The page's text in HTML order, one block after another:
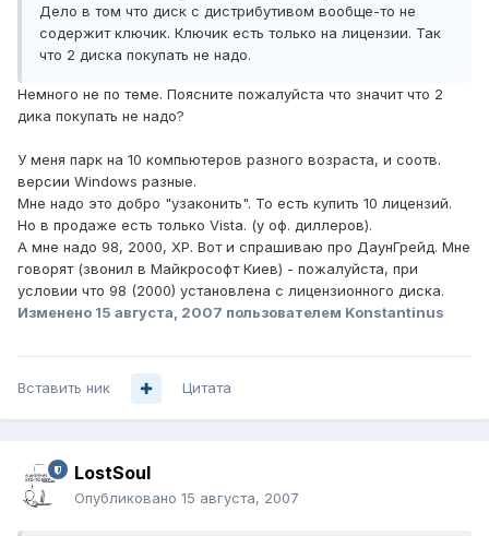
Дело в том что диск с дистрибутивом вообще-то не
содержит ключик. Ключик есть только на лицензии. Так
что 2 диска покупать не надо.
Немного не по теме. Поясните пожалуйста что значит что 2
дика покупать не надо?
У меня парк на 10 компьютеров разного возраста, и соотв.
версии Windows разные.
Мне надо это добро "узаконить". То есть купить 10 лицензий.
Но в продаже есть только Vista. (у оф. диллеров).
А мне надо 98, 2000, ХР. Вот и спрашиваю про ДаунГрейд. Мне
говорят (звонил в Майкрософт Киев) - пожалуйста, при
условии что 98 (2000) установлена с лицензионного диска.
Изменено 15 августа, 2007 пользователем Konstantinus
Вставить ник Цитата
LostSoul
Опубликовано 15 августа, 2007